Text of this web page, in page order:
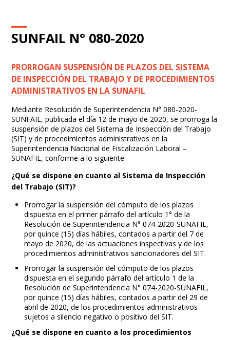
SUNFAIL N° 080-2020
PRORROGAN SUSPENSIÓN DE PLAZOS DEL SISTEMA
DE INSPECCIÓN DEL TRABAJO Y DE PROCEDIMIENTOS
ADMINISTRATIVOS EN LA SUNAFIL
Mediante Resolución de Superintendencia N° 080-2020-
SUNFAIL, publicada el día 12 de mayo de 2020, se prorroga la
suspensión de plazos del Sistema de Inspección del Trabajo
(SIT) y de procedimientos administrativos en la
Superintendencia Nacional de Fiscalización Laboral –
SUNAFIL, conforme a lo siguiente:
¿Qué se dispone en cuanto al Sistema de Inspección
del Trabajo (SIT)?
Prorrogar la suspensión del cómputo de los plazos
dispuesta en el primer párrafo del artículo 1° de la
Resolución de Superintendencia N° 074-2020-SUNAFIL,
por quince (15) días hábiles, contados a partir del 7 de
mayo de 2020, de las actuaciones inspectivas y de los
procedimientos administrativos sancionadores del SIT.
Prorrogar la suspensión del cómputo de los plazos
dispuesta en el segundo párrafo del artículo 1 de la
Resolución de Superintendencia N° 074-2020-SUNAFIL,
por quince (15) días hábiles, contados a partir del 29 de
abril de 2020, de los procedimientos administrativos
sujetos a silencio negativo o positivo del SIT.
¿Qué se dispone en cuanto a los procedimientos